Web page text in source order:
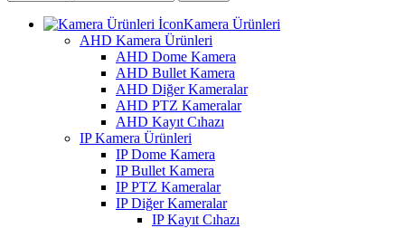
Kamera Ürünleri
AHD Kamera Ürünleri
AHD Dome Kamera
AHD Bullet Kamera
AHD Diğer Kameralar
AHD PTZ Kameralar
AHD Kayıt Cıhazı
IP Kamera Ürünleri
IP Dome Kamera
IP Bullet Kamera
IP PTZ Kameralar
IP Diğer Kameralar
IP Kayıt Cıhazı